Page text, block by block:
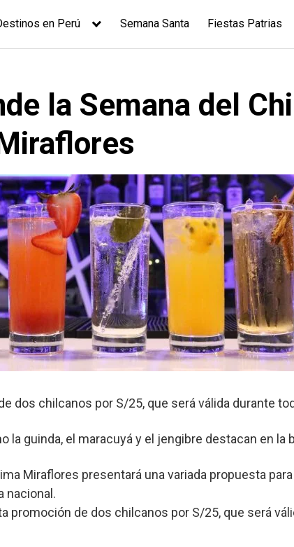
en Perú Semana Santa Fiestas Patrias
la Semana del
dos chilcanos por S/25, que será válida durante
la guinda, el maracuyá y el jengibre destacan en la
Miraflores presentará una variada propuesta
nacional.
promoción de dos chilcanos por S/25, que será